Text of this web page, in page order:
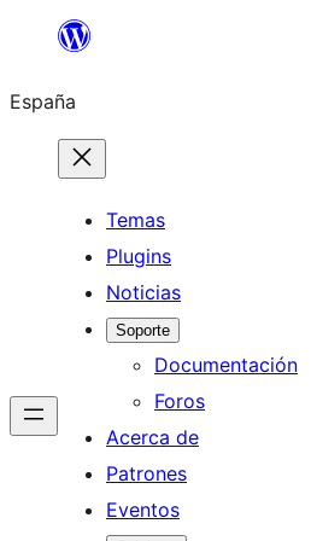
Saltar
contenido
España
Temas
Plugins
Noticias
Soporte
Documentación
Foros
Acerca de
Patrones
Eventos